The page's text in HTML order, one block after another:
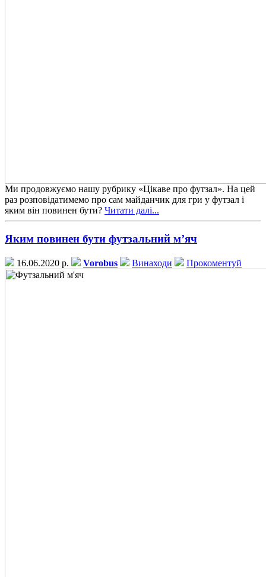
Ми продовжуємо нашу рубрику «Цікаве про футзал». На цей
раз розповідатимемо про сам майданчик для гри у футзал і
яким він повинен бути? Читати далі...
Яким повинен бути футзальний м’яч
16.06.2020 р. Vorobus Винаходи Прокоментуй